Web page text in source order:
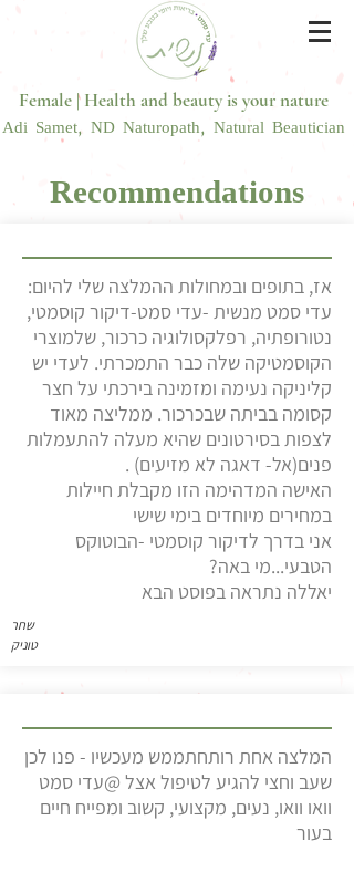
Female | Health and beauty is your nature
Adi Samet, ND Naturopath, Natural Beautician
Recommendations
אז, בתופים ובמחולות ההמלצה שלי להיום:
עדי סמט מנשית -עדי סמט-דיקור קוסמטי,
נטורופתיה, רפלקסולוגיה כרכור, שלמוצרי
הקוסמטיקה שלה כבר התמכרתי. לעדי יש
קליניקה נעימה ומזמינה בירכתי על חצר
קסומה בביתה שבכרכור. ממליצה מאוד
לצפות בסירטונים שהיא מעלה להתעמלות
פנים(אל- דאגה לא מזיעים) .
האישה המדהימה הזו מקבלת חיילות
במחירים מיוחדים בימי שישי
אני בדרך לדיקור קוסמטי -הבוטוקס
הטבעי...מי באה?
יאללה נתראה בפוסט הבא
שחר
טוניק
המלצה אחת רותחתממש מעכשיו - פנו לכן
שעב וחצי להגיע לטיפול אצל @עדי סמט
וואו וואו, נעים, מקצועי, קשוב ומפייח חיים
בעור